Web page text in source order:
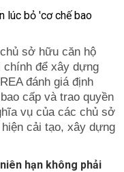
sở hữu căn hộ
để xây dựng
đánh giá định
cấp và trao quyền
vụ của các chủ sở
cải tạo, xây dựng
hạn không phải